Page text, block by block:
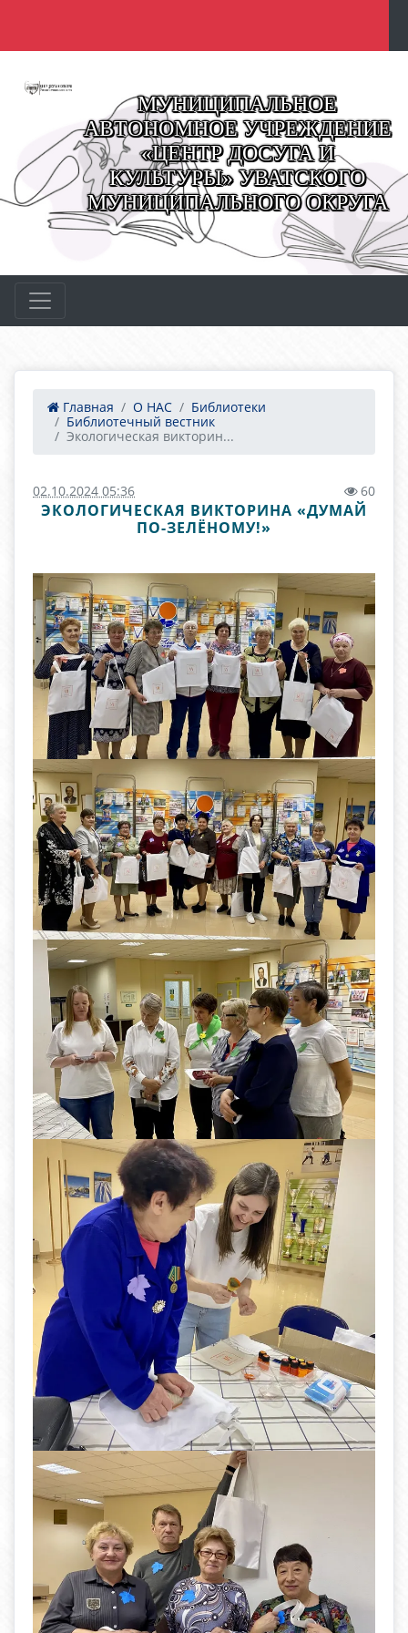
МУНИЦИПАЛЬНОЕ
АВТОНОМНОЕ УЧРЕЖДЕНИЕ
«ЦЕНТР ДОСУГА И
КУЛЬТУРЫ» УВАТСКОГО
МУНИЦИПАЛЬНОГО ОКРУГА
Главная О НАС
Библиотеки
Библиотечный вестник
Экологическая викторин...
02.10.2024 05:36 60
ЭКОЛОГИЧЕСКАЯ ВИКТОРИНА «ДУМАЙ
ПО-ЗЕЛЁНОМУ!»